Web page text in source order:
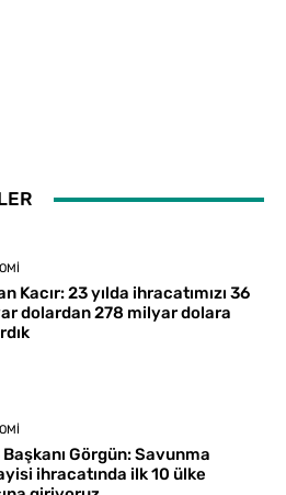
Kacır: 23 yılda ihracatımızı 36
dolardan 278 milyar dolara
Başkanı Görgün: Savunma
ihracatında ilk 10 ülke